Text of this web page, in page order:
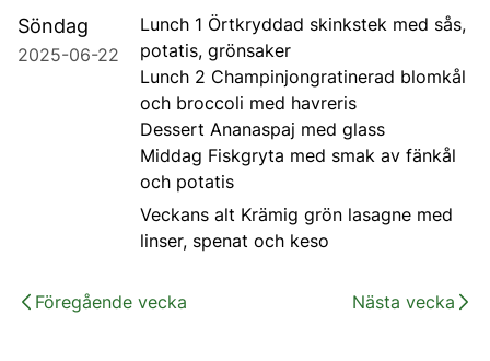
Söndag
2025-06-22
Lunch 1 Örtkryddad skinkstek med sås,
potatis, grönsaker
Lunch 2 Champinjongratinerad blomkål
och broccoli med havreris
Dessert Ananaspaj med glass
Middag Fiskgryta med smak av fänkål
och potatis
Veckans alt Krämig grön lasagne med
linser, spenat och keso
Föregående vecka Nästa vecka